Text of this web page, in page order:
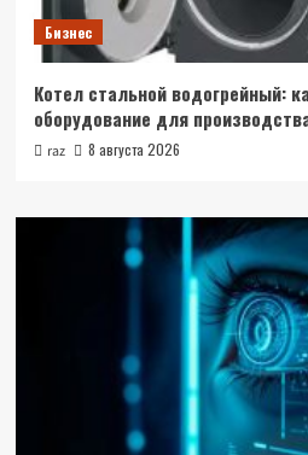
Бизнес
Котел стальной водогрейный:
оборудование для
raz 8 августа 2026